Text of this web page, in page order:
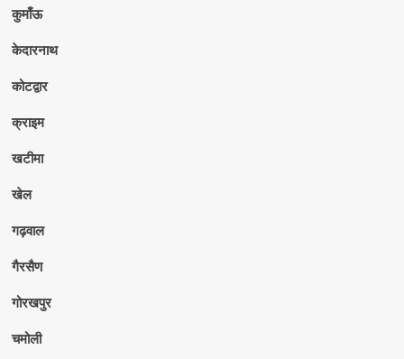
कुमाँऊ
केदारनाथ
कोटद्वार
क्राइम
खटीमा
खेल
गढ़वाल
गैरसैण
गोरखपुर
चमोली